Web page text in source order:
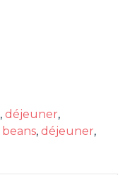
, déjeuner,
beans, déjeuner,